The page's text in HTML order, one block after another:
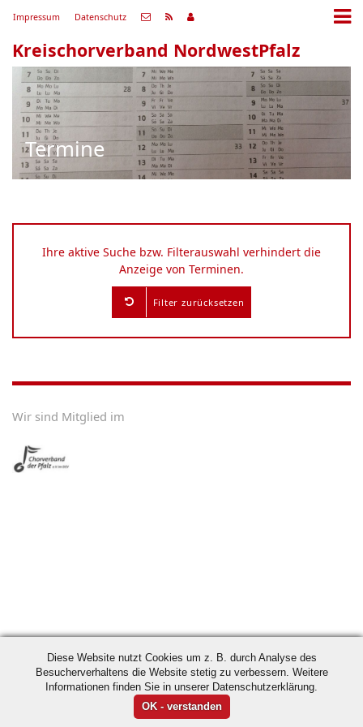
Impressum Datenschutz
Kreischorverband NordwestPfalz
Termine
Ihre aktive Suche bzw. Filterauswahl verhindert die
Anzeige von Terminen.
Filter zurücksetzen
Wir sind Mitglied im
Diese Website nutzt Cookies um z. B. durch Analyse des
Besucherverhaltens die Website stetig zu verbessern. Weitere
Informationen finden Sie in unserer Datenschutzerklärung.